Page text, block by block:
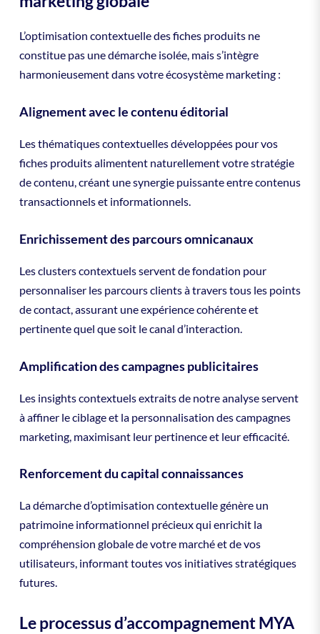
L’optimisation contextuelle des fiches produits ne
constitue pas une démarche isolée, mais s’intègre
harmonieusement dans votre écosystème marketing :
Alignement avec le contenu éditorial
Les thématiques contextuelles développées pour vos
fiches produits alimentent naturellement votre stratégie
de contenu, créant une synergie puissante entre contenus
transactionnels et informationnels.
Enrichissement des parcours omnicanaux
Les clusters contextuels servent de fondation pour
personnaliser les parcours clients à travers tous les points
de contact, assurant une expérience cohérente et
pertinente quel que soit le canal d’interaction.
Amplification des campagnes publicitaires
Les insights contextuels extraits de notre analyse servent
à affiner le ciblage et la personnalisation des campagnes
marketing, maximisant leur pertinence et leur efficacité.
Renforcement du capital connaissances
La démarche d’optimisation contextuelle génère un
patrimoine informationnel précieux qui enrichit la
compréhension globale de votre marché et de vos
utilisateurs, informant toutes vos initiatives stratégiques
futures.
Le processus d’accompagnement MYA